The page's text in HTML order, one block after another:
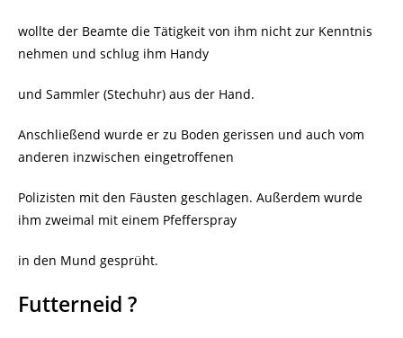
wollte der Beamte die Tätigkeit von ihm nicht zur Kenntnis
nehmen und schlug ihm Handy
und Sammler (Stechuhr) aus der Hand.
Anschließend wurde er zu Boden gerissen und auch vom
anderen inzwischen eingetroffenen
Polizisten mit den Fäusten geschlagen. Außerdem wurde
ihm zweimal mit einem Pfefferspray
in den Mund gesprüht.
Futterneid ?